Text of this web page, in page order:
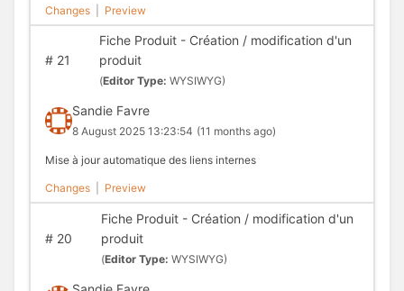
Changes Preview
#21
Fiche Produit - Création / modification d'un
produit
(Editor Type: WYSIWYG)
Sandie Favre
8 August 2025 13:23:54 (11 months ago)
Mise à jour automatique des liens internes
Changes Preview
#20
Fiche Produit - Création / modification d'un
produit
(Editor Type: WYSIWYG)